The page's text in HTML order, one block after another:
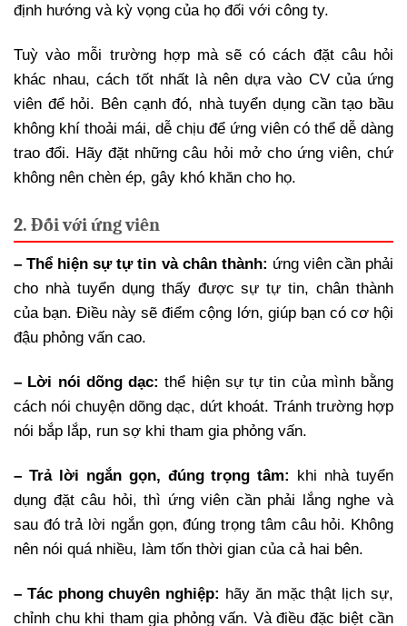
định hướng và kỳ vọng của họ đối với công ty.
Tuỳ vào mỗi trường hợp mà sẽ có cách đặt câu hỏi
khác nhau, cách tốt nhất là nên dựa vào CV của ứng
viên để hỏi. Bên cạnh đó, nhà tuyển dụng cần tạo bầu
không khí thoải mái, dễ chịu để ứng viên có thể dễ dàng
trao đổi. Hãy đặt những câu hỏi mở cho ứng viên, chứ
không nên chèn ép, gây khó khăn cho họ.
2. Đối với ứng viên
– Thể hiện sự tự tin và chân thành: ứng viên cần phải
cho nhà tuyển dụng thấy được sự tự tin, chân thành
của bạn. Điều này sẽ điểm cộng lớn, giúp bạn có cơ hội
đậu phỏng vấn cao.
– Lời nói dõng dạc: thể hiện sự tự tin của mình bằng
cách nói chuyện dõng dạc, dứt khoát. Tránh trường hợp
nói bắp lắp, run sợ khi tham gia phỏng vấn.
– Trả lời ngắn gọn, đúng trọng tâm:
khi nhà tuyển
dụng đặt câu hỏi, thì ứng viên cần phải lắng nghe và
sau đó trả lời ngắn gọn, đúng trọng tâm câu hỏi. Không
nên nói quá nhiều, làm tốn thời gian của cả hai bên.
– Tác phong chuyên nghiệp: hãy ăn mặc thật lịch sự,
chỉnh chu khi tham gia phỏng vấn. Và điều đặc biệt cần